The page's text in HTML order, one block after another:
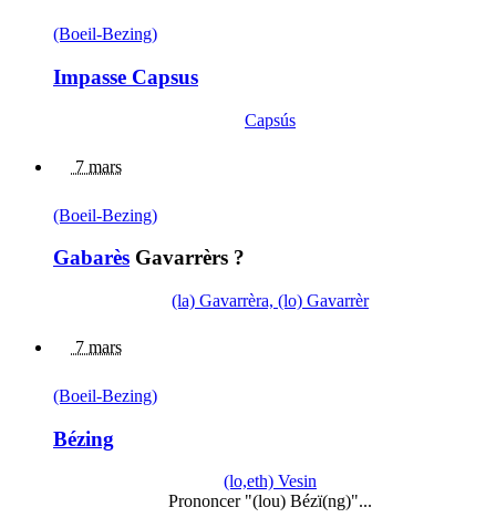
(Boeil-Bezing)
Impasse Capsus
Capsús
7 mars
(Boeil-Bezing)
Gabarès Gavarrèrs ?
(la) Gavarrèra, (lo) Gavarrèr
7 mars
(Boeil-Bezing)
Bézing
(lo,eth) Vesin
Prononcer "(lou) Bézï(ng)"...